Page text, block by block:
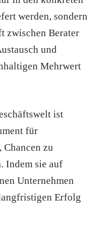
werden, sondern
zwischen Berater
und
Mehrwert
ist
für
zu
Indem sie auf
Unternehmen
Erfolg